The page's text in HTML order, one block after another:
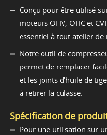
Conçu pour être utilisé
moteurs OHV, OHC et
essentiel à tout atelier
Notre outil de
permet de remplacer
et les joints d'huile de
à retirer la culasse.
Spécification de
Pour une utilisation sur